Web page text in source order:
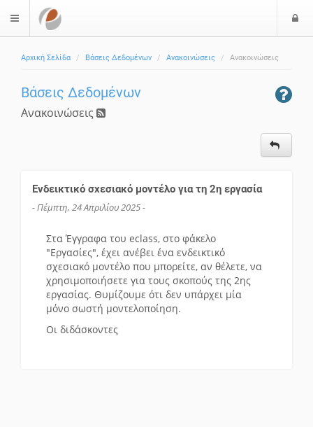
$langMenu
Αρχική Σελίδα Βάσεις Δεδομένων Ανακοινώσεις Ανακοινώσεις
Βάσεις Δεδομένων
Ανακοινώσεις
Ενδεικτικό σχεσιακό μοντέλο για τη 2η εργασία
- Πέμπτη, 24 Απριλίου 2025 -
Στα Έγγραφα του eclass, στο φάκελο
"Εργασίες", έχει ανέβει ένα ενδεικτικό
σχεσιακό μοντέλο που μπορείτε, αν θέλετε, να
χρησιμοποιήσετε για τους σκοπούς της 2ης
εργασίας. Θυμίζουμε ότι δεν υπάρχει μία
μόνο σωστή μοντελοποίηση.
Οι διδάσκοντες